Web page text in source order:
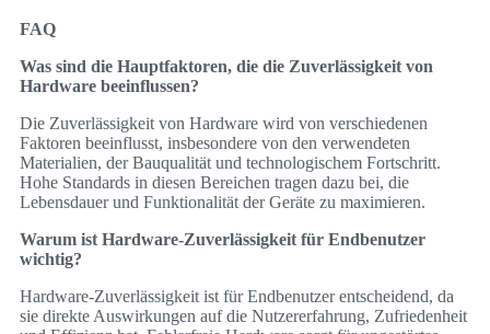
FAQ
Was sind die Hauptfaktoren, die die Zuverlässigkeit von
Hardware beeinflussen?
Die Zuverlässigkeit von Hardware wird von verschiedenen
Faktoren beeinflusst, insbesondere von den verwendeten
Materialien, der Bauqualität und technologischem Fortschritt.
Hohe Standards in diesen Bereichen tragen dazu bei, die
Lebensdauer und Funktionalität der Geräte zu maximieren.
Warum ist Hardware-Zuverlässigkeit für Endbenutzer
wichtig?
Hardware-Zuverlässigkeit ist für Endbenutzer entscheidend, da
sie direkte Auswirkungen auf die Nutzererfahrung, Zufriedenheit